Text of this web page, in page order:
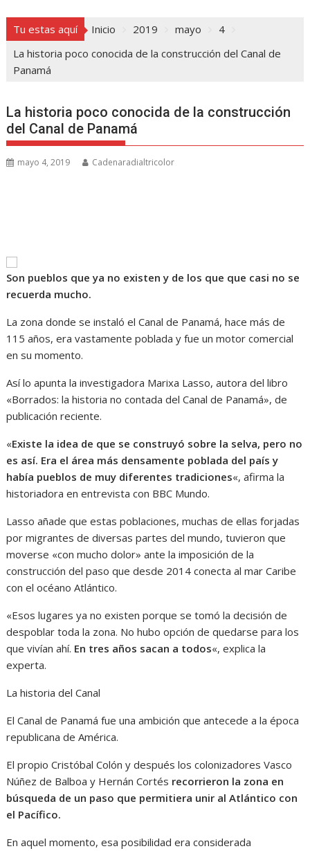
Tu estas aquí Inicio 2019 mayo
4
La historia poco conocida de la construcción del Canal de
Panamá
La historia poco conocida de la construcción
del Canal de Panamá
mayo 4, 2019 Cadenaradialtricolor
Son pueblos que ya no existen y de los que que casi no se
recuerda mucho.
La zona donde se instaló el Canal de Panamá, hace más de
115 años, era vastamente poblada y fue un motor comercial
en su momento.
Así lo apunta la investigadora Marixa Lasso, autora del libro
«Borrados: la historia no contada del Canal de Panamá», de
publicación reciente.
«Existe la idea de que se construyó sobre la selva, pero no
es así. Era el área más densamente poblada del país y
había pueblos de muy diferentes tradiciones«, afirma la
historiadora en entrevista con BBC Mundo.
Lasso añade que estas poblaciones, muchas de ellas forjadas
por migrantes de diversas partes del mundo, tuvieron que
moverse «con mucho dolor» ante la imposición de la
construcción del paso que desde 2014 conecta al mar Caribe
con el océano Atlántico.
«Esos lugares ya no existen porque se tomó la decisión de
despoblar toda la zona. No hubo opción de quedarse para los
que vivían ahí. En tres años sacan a todos«, explica la
experta.
La historia del Canal
El Canal de Panamá fue una ambición que antecede a la época
republicana de América.
El propio Cristóbal Colón y después los colonizadores Vasco
Núñez de Balboa y Hernán Cortés recorrieron la zona en
búsqueda de un paso que permitiera unir al Atlántico con
el Pacífico.
En aquel momento, esa posibilidad era considerada